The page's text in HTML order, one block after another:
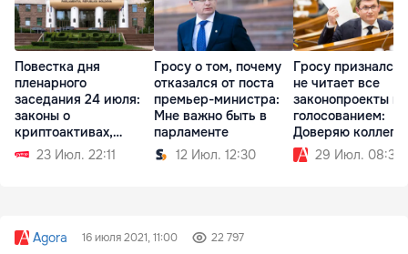
Повестка дня
пленарного
заседания 24 июля:
законы о
криптоактивах,
судебной реформе
23 Июл. 22:11
Гросу о том, почему
отказался от поста
премьер-министра:
Мне важно быть в
парламенте
12 Июл. 12:30
Гросу признался,
не читает все
законопроекты
голосованием:
Доверяю
29 Июл. 08:30
Agora 16 июля 2021, 11:00 22 797